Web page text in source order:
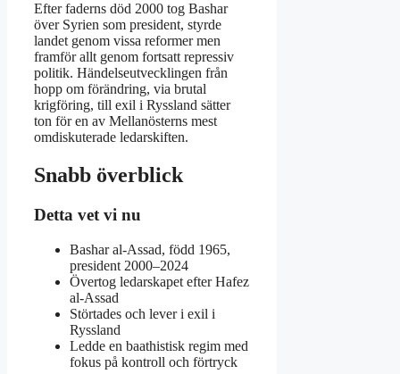
Efter faderns död 2000 tog Bashar
över Syrien som president, styrde
landet genom vissa reformer men
framför allt genom fortsatt repressiv
politik. Händelseutvecklingen från
hopp om förändring, via brutal
krigföring, till exil i Ryssland sätter
ton för en av Mellanösterns mest
omdiskuterade ledarskiften.
Snabb överblick
Detta vet vi nu
Bashar al-Assad, född 1965,
president 2000–2024
Övertog ledarskapet efter Hafez
al-Assad
Störtades och lever i exil i
Ryssland
Ledde en baathistisk regim med
fokus på kontroll och förtryck